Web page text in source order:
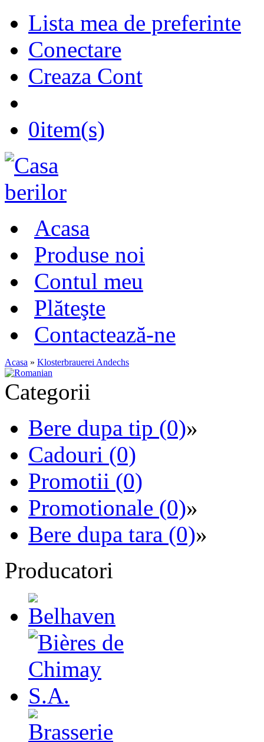
Lista mea de preferinte
Conectare
Creaza Cont
0item(s)
Acasa
Produse noi
Contul meu
Plăteşte
Contactează-ne
Acasa » Klosterbrauerei Andechs
Categorii
Bere dupa tip (0)»
Cadouri (0)
Promotii (0)
Promotionale (0)»
Bere dupa tara (0)»
Producatori